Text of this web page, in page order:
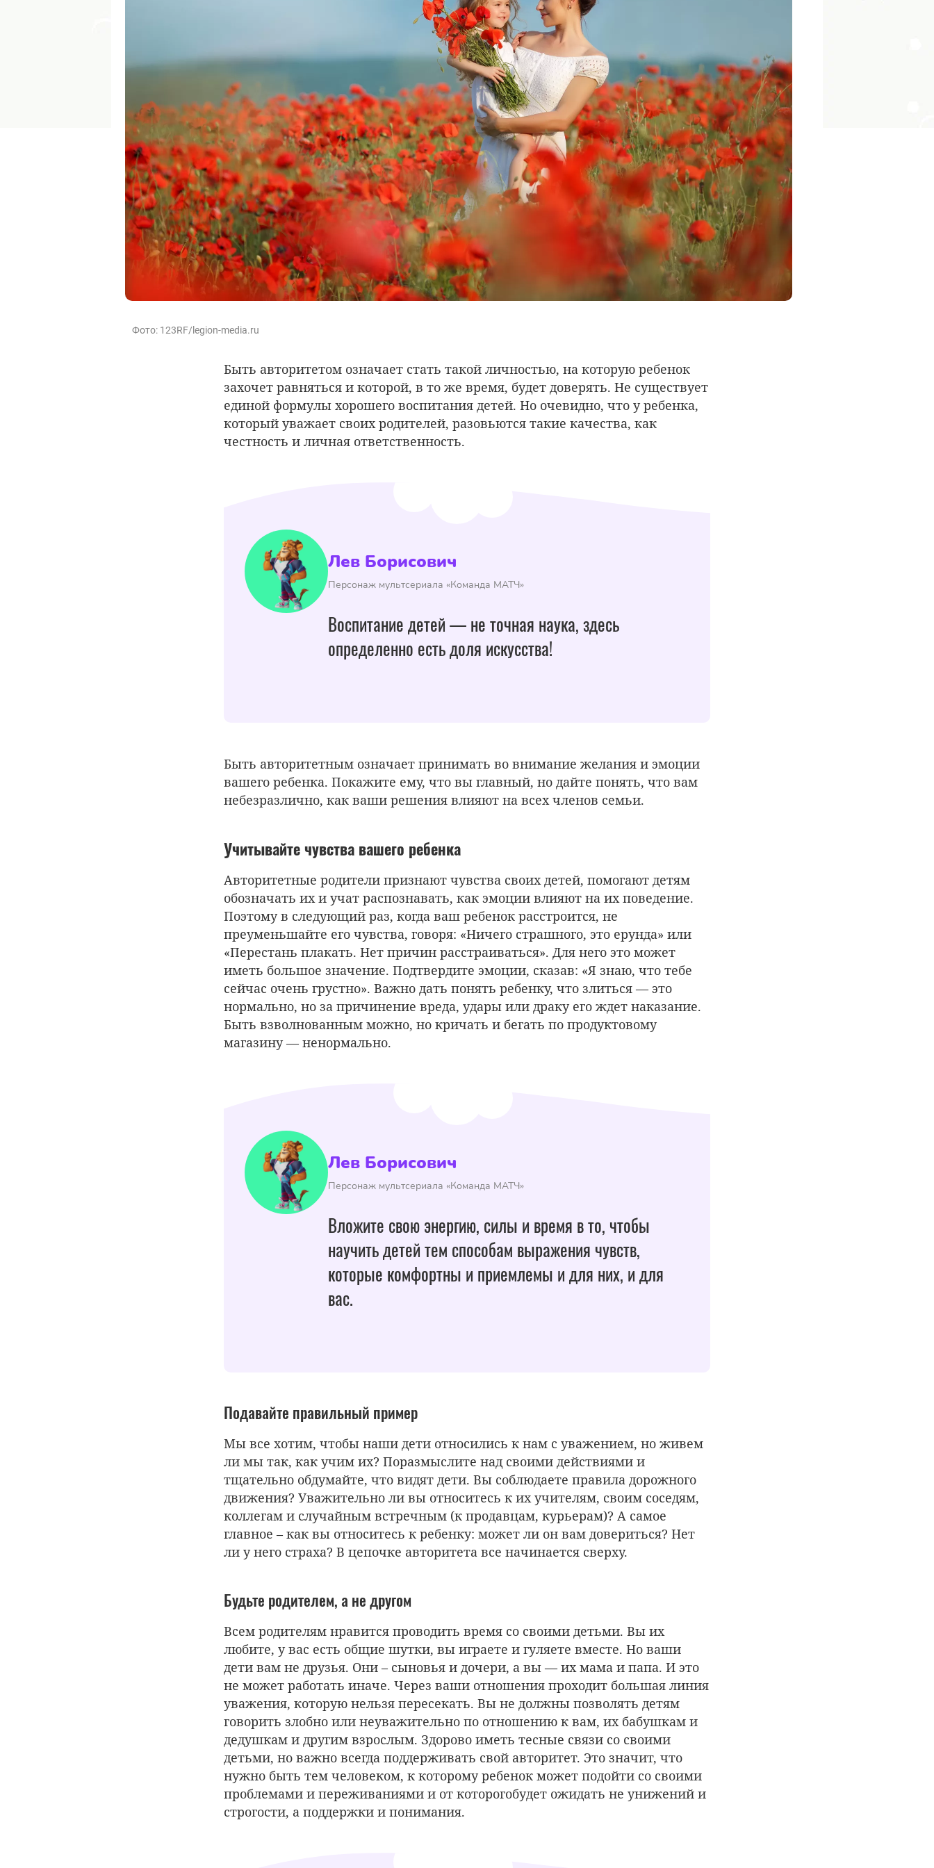
Фото: 123RF/legion-media.ru
Быть авторитетом означает стать такой личностью, на которую ребенок
захочет равняться и которой, в то же время, будет доверять. Не существует
единой формулы хорошего воспитания детей. Но очевидно, что у ребенка,
который уважает своих родителей, разовьются такие качества, как
честность и личная ответственность.
Лев Борисович
Персонаж мультсериала «Команда МАТЧ»
Воспитание детей — не точная наука, здесь
определенно есть доля искусства!
Быть авторитетным означает принимать во внимание желания и эмоции
вашего ребенка. Покажите ему, что вы главный, но дайте понять, что вам
небезразлично, как ваши решения влияют на всех членов семьи.
Учитывайте чувства вашего ребенка
Авторитетные родители признают чувства своих детей, помогают детям
обозначать их и учат распознавать, как эмоции влияют на их поведение.
Поэтому в следующий раз, когда ваш ребенок расстроится, не
преуменьшайте его чувства, говоря: «Ничего страшного, это ерунда» или
«Перестань плакать. Нет причин расстраиваться». Для него это может
иметь большое значение. Подтвердите эмоции, сказав: «Я знаю, что тебе
сейчас очень грустно». Важно дать понять ребенку, что злиться — это
нормально, но за причинение вреда, удары или драку его ждет наказание.
Быть взволнованным можно, но кричать и бегать по продуктовому
магазину — ненормально.
Лев Борисович
Персонаж мультсериала «Команда МАТЧ»
Вложите свою энергию, силы и время в то, чтобы
научить детейтем способам выражения чувств,
которые комфортны и приемлемы и для них, и для
вас.
Подавайте правильный пример
Мы все хотим, чтобы наши дети относились к нам с уважением, но живем
ли мы так, как учим их? Поразмыслите над своими действиями и
тщательно обдумайте, что видят дети. Вы соблюдаете правила дорожного
движения? Уважительно ли вы относитесь к их учителям, своим соседям,
коллегам и случайным встречным (к продавцам, курьерам)? А самое
главное – как вы относитесь к ребенку: может ли он вам довериться? Нет
ли у него страха? В цепочке авторитета все начинается сверху.
Будьте родителем, а не другом
Всем родителям нравится проводить время со своими детьми. Вы их
любите, у вас есть общие шутки, вы играете и гуляете вместе. Но ваши
дети вам не друзья. Они – сыновья и дочери, а вы — их мама и папа. И это
не может работать иначе. Через ваши отношения проходит большая линия
уважения, которую нельзя пересекать. Вы не должны позволять детям
говорить злобно или неуважительно по отношению к вам, их бабушкам и
дедушкам и другим взрослым. Здорово иметь тесные связи со своими
детьми, но важно всегда поддерживать свой авторитет. Это значит, что
нужно быть тем человеком, к которому ребенок может подойти со своими
проблемами и переживаниями и от которогобудет ожидать не унижений и
строгости, а поддержки и понимания.